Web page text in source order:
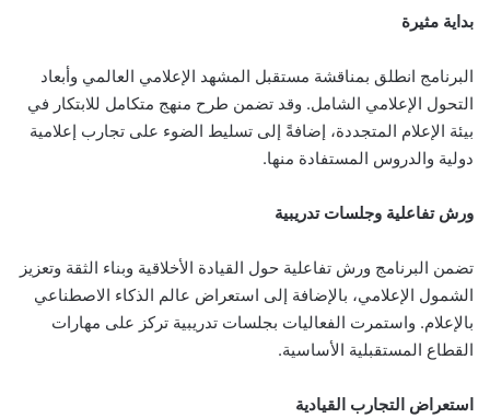
بداية مثيرة
البرنامج انطلق بمناقشة مستقبل المشهد الإعلامي العالمي وأبعاد
التحول الإعلامي الشامل. وقد تضمن طرح منهج متكامل للابتكار في
بيئة الإعلام المتجددة، إضافةً إلى تسليط الضوء على تجارب إعلامية
دولية والدروس المستفادة منها.
ورش تفاعلية وجلسات تدريبية
تضمن البرنامج ورش تفاعلية حول القيادة الأخلاقية وبناء الثقة وتعزيز
الشمول الإعلامي، بالإضافة إلى استعراض عالم الذكاء الاصطناعي
بالإعلام. واستمرت الفعاليات بجلسات تدريبية تركز على مهارات
القطاع المستقبلية الأساسية.
استعراض التجارب القيادية